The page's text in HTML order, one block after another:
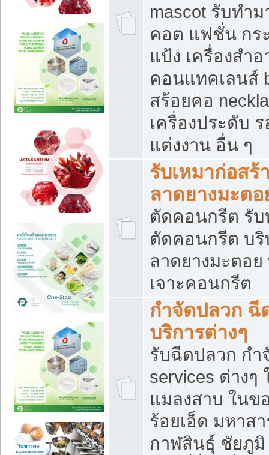
mascot รับทำ
คอต แฟชั่น กระ
แป้ง เครื่องสำ
คอนแทคเลนส์
สร้อยคอ
เครื่องประดับ ร
แต่งงาน อื่น ๆ
รับเหมาก่อส
ลาดยางมะต
ตัดคอนกรีต รับ
ตัดคอนกรีต บริ
ลาดยางมะตอ
เจาะคอนกรีต
กำจัดปลวก ฉี
บริการต่างๆ
รับฉีดปลวก กำ
services ต่าง
แมลงสาบ ใน
ร้อยเอ็ด มหาส
กาฬสินธุ์ ชัยภู